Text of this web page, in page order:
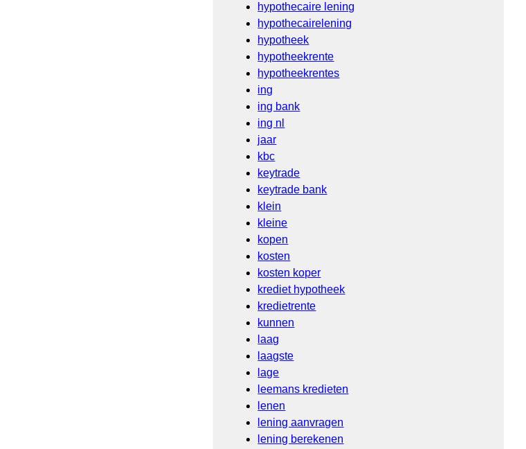
hypothecaire lening
hypothecairelening
hypotheek
hypotheekrente
hypotheekrentes
ing
ing bank
ing nl
jaar
kbc
keytrade
keytrade bank
klein
kleine
kopen
kosten
kosten koper
krediet hypotheek
kredietrente
kunnen
laag
laagste
lage
leemans kredieten
lenen
lening aanvragen
lening berekenen